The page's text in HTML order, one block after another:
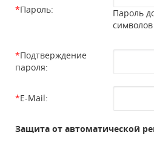
*Пароль:
Пароль
*Подтверждение
пароля:
*E-Mail:
Защита от автоматической